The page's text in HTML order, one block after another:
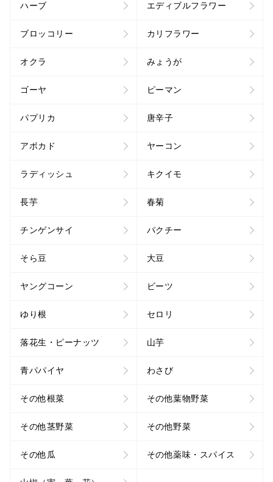
ハーブ エディブルフラワー
ブロッコリー カリフラワー
オクラ みょうが
ゴーヤ ピーマン
パプリカ 唐辛子
アボカド ヤーコン
ラディッシュ キクイモ
長芋 春菊
チンゲンサイ パクチー
そら豆 大豆
ヤングコーン ビーツ
ゆり根 セロリ
落花生・ピーナッツ 山芋
青パパイヤ わさび
その他根菜 その他葉物野菜
その他茎野菜 その他野菜
その他瓜 その他薬味・スパイス